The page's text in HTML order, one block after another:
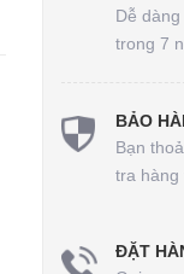
Dễ
trong 7
BẢO
Bạn
tra hàng
ĐẶT